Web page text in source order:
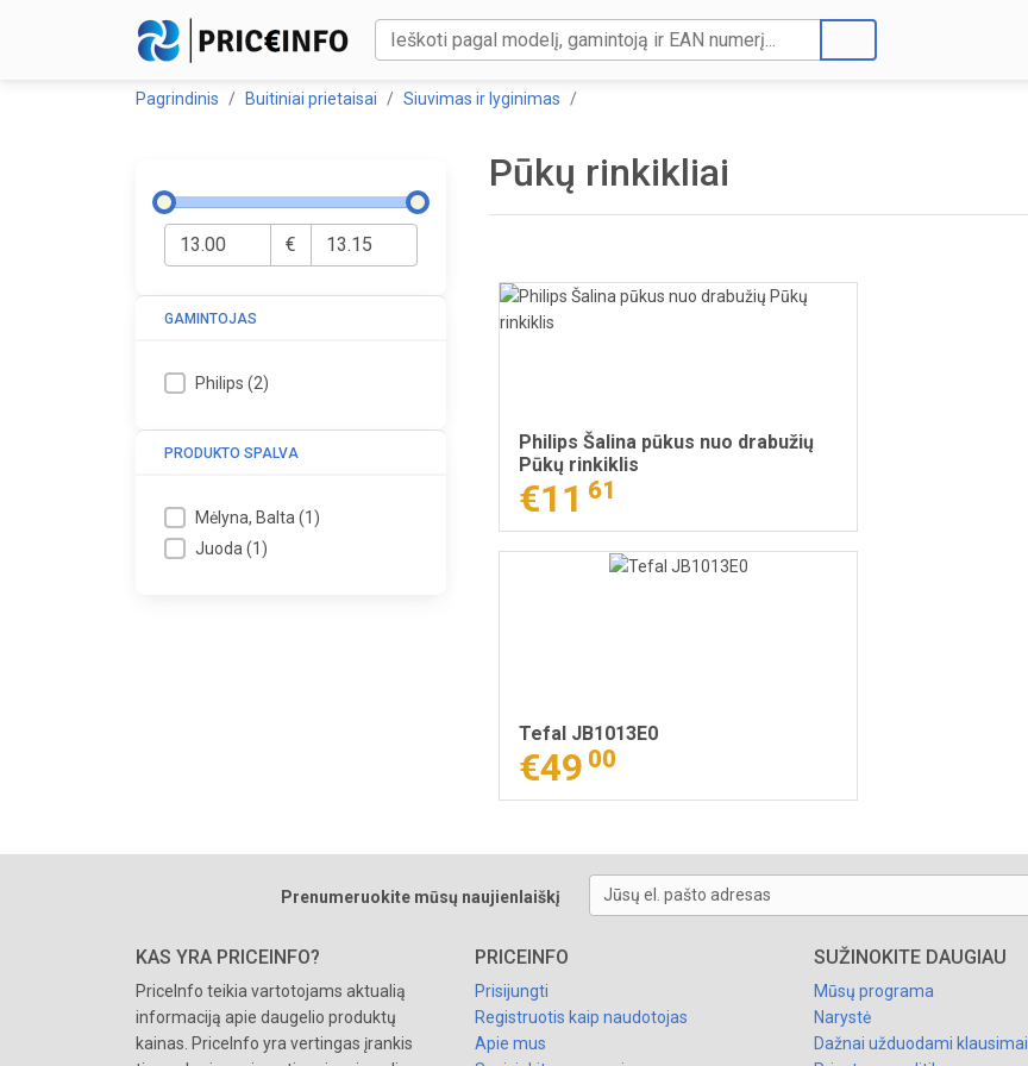
Pagrindinis Buitiniai prietaisai Siuvimas ir lyginimas
€
GAMINTOJAS
Philips(2)
PRODUKTO SPALVA
Mėlyna, Balta(1)
Juoda(1)
Pūkų rinkikliai
Philips Šalina pūkus nuo drabužių
Pūkų rinkiklis
€11 61
Tefal JB1013E0
€49 00
Prenumeruokite mūsų naujienlaiškį Jūsų el. pašto adresas
KAS YRA PRICEINFO?
PriceInfo teikia vartotojams aktualią
informaciją apie daugelio produktų
kainas. PriceInfo yra vertingas įrankis
PRICEINFO
Prisijungti
Registruotis kaip naudotojas
Apie mus
SUŽINOKITE DAUGIAU
Mūsų programa
Narystė
Dažnai užduodami klausimai